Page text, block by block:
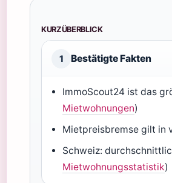
KURZÜBERBLICK
1 Bestätigte Fakten
ImmoScout24 ist das
Mietwohnungen)
Mietpreisbremse gilt in
Schweiz:
Mietwohnungsstatistik)